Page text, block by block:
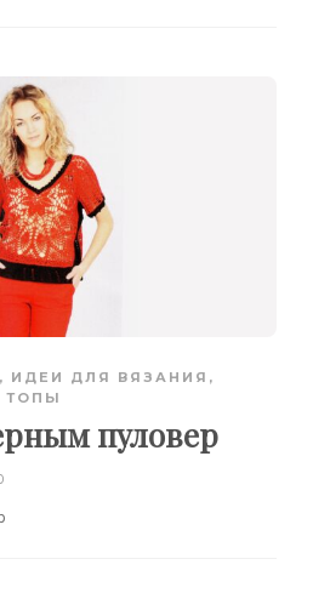
, ИДЕИ ДЛЯ ВЯЗАНИЯ ,
ТОПЫ
пуловер